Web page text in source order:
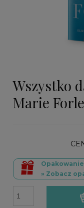
Wszystko
Marie
» Zobacz